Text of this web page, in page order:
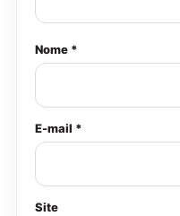
Nome *
E-mail *
Site